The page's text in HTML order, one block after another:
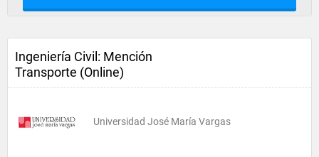
Ingeniería Civil: Mención
Transporte (Online)
Universidad José María Vargas